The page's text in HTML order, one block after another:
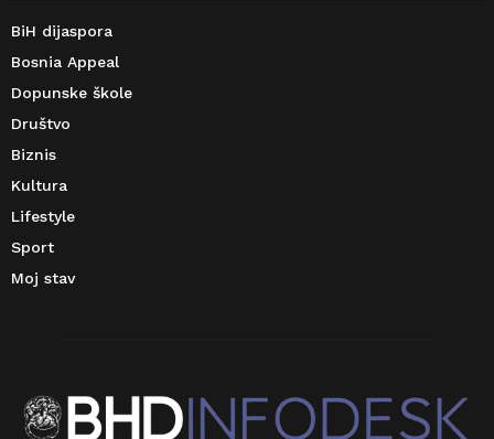
BiH dijaspora
Bosnia Appeal
Dopunske škole
Društvo
Biznis
Kultura
Lifestyle
Sport
Moj stav